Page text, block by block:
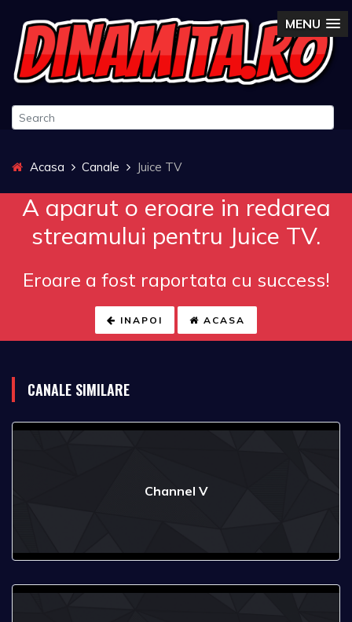
MENU
Acasa Canale Juice TV
A aparut o eroare in redarea
streamului pentru Juice TV.
Eroare a fost raportata cu success!
INAPOI ACASA
CANALE SIMILARE
Channel V